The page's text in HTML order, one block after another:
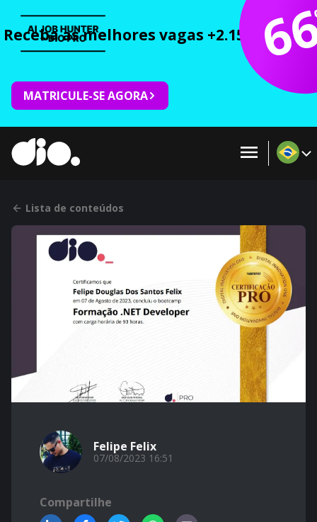
Receba as melhores vagas +2.150 cursos
MATRICULE-SE AGORA
Lista de conteúdos
Felipe Felix
07/08/2023 16:51
Compartilhe